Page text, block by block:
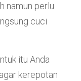
namun perlu
cuci
itu Anda
kerepotan